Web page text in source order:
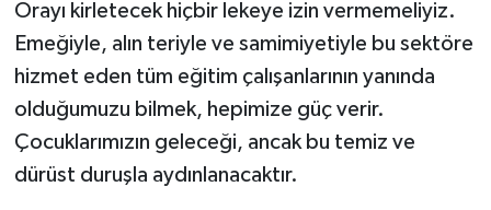
Orayı kirletecek hiçbir lekeye izin vermemeliyiz.
Emeğiyle, alın teriyle ve samimiyetiyle bu sektöre
hizmet eden tüm eğitim çalışanlarının yanında
olduğumuzu bilmek, hepimize güç verir.
Çocuklarımızın geleceği, ancak bu temiz ve
dürüst duruşla aydınlanacaktır.